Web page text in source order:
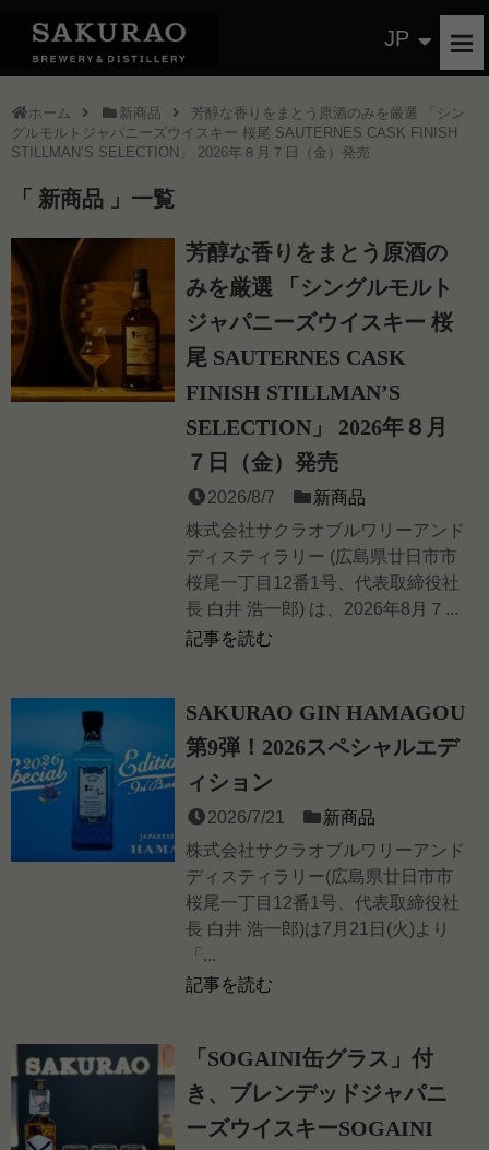
JP
ホーム 新商品
芳醇な香りをまとう原酒のみを厳選 「シン
グルモルトジャパニーズウイスキー 桜尾 SAUTERNES CASK FINISH
STILLMAN’S SELECTION」 2026年８月７日（金）発売
新商品 一覧
芳醇な香りをまとう原酒の
みを厳選 「シングルモルト
ジャパニーズウイスキー 桜
尾 SAUTERNES CASK
FINISH STILLMAN’S
SELECTION」 2026年８月
７日（金）発売
2026/8/7
新商品
株式会社サクラオブルワリーアンド
ディスティラリー (広島県廿日市市
桜尾一丁目12番1号、代表取締役社
長 白井 浩一郎) は、2026年8月７...
記事を読む
SAKURAO GIN HAMAGOU
第9弾！2026スペシャルエデ
ィション
2026/7/21
新商品
株式会社サクラオブルワリーアンド
ディスティラリー(広島県廿日市市
桜尾一丁目12番1号、代表取締役社
長 白井 浩一郎)は7月21日(火)より
「...
記事を読む
「SOGAINI缶グラス」付
き、ブレンデッドジャパニ
ーズウイスキーSOGAINI